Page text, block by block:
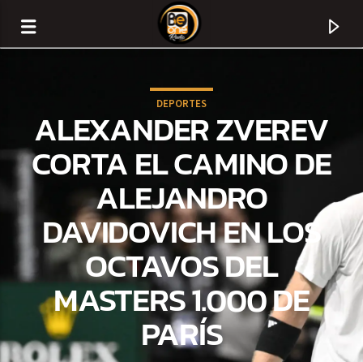
CURRENT TRACK
TITLE
ARTIST
DEPORTES
ALEXANDER ZVEREV
CORTA EL CAMINO DE
ALEJANDRO
DAVIDOVICH EN LOS
OCTAVOS DEL
MASTERS 1.000 DE
PARÍS